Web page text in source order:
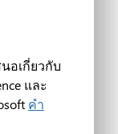
อเกี่ยวกับ
และ
คำ